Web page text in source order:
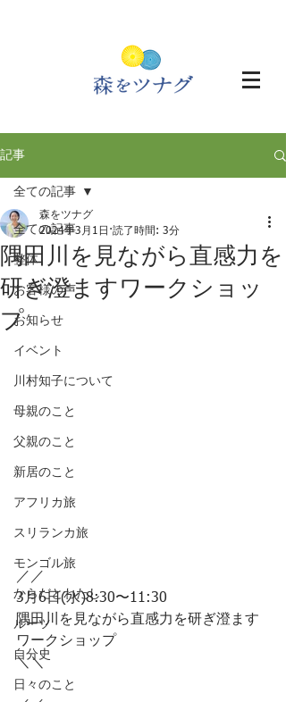
記事
全ての記事
整体
お客様の声
お知らせ
イベント
川村知子について
母親のこと
父親のこと
新居のこと
アフリカ旅
スリランカ旅
モンゴル旅
からだとわたし
ルーツ
自分史
日々のこと
全ての記事
隅田川を見ながら直感力を
研ぎ澄ますワークショッ
プ
森をツナグ
2024年3月1日 読了時間: 3分
／／
3月6日(水)8:30〜11:30
隅田川を見ながら直感力を研ぎ澄ます
ワークショップ
＼＼